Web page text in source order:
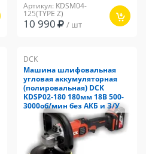
Артикул: KDSM04-
125(TYPE Z)
10 990 / шт
DCK
Машина шлифовальная
угловая аккумуляторная
(полировальная) DCK
KDSP02-180 180мм 18В 500-
3000об/мин без АКБ и З/У